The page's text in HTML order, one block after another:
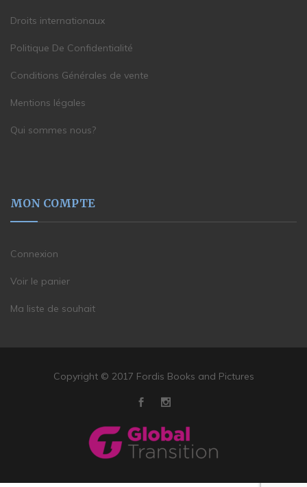
Droits internationaux
Politique De Confidentialité
Conditions Générales de vente
Mentions légales
Qui sommes nous?
MON COMPTE
Connexion
Voir le panier
Ma liste de souhait
Copyright © 2017 Fordis Books and Pictures